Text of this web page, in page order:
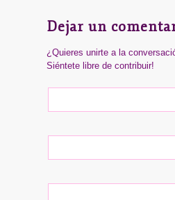
Dejar un
¿Quieres unirte a la
Siéntete libre de contribuir!